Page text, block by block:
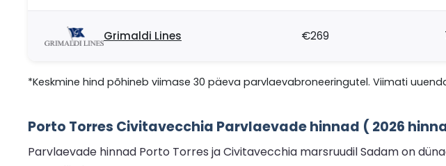
Grimaldi Lines €269
*Keskmine hind põhineb viimase 30 päeva parvlaevabroneeringutel. Viimati
Porto Torres Civitavecchia Parvlaevade hinnad ( 2026
Parvlaevade hinnad Porto Torres ja Civitavecchia marsruudil Sadam on